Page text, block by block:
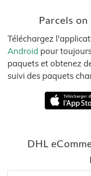
Parcels
Téléchargez
Android pour
paquets et obtenez
suivi des paquets
DHL